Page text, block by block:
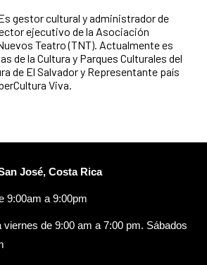
gestor cultural y administrador de
ejecutivo de la Asociación
Teatro (TNT). Actualmente es
de la Cultura y Parques Culturales del
de El Salvador y Representante país
Viva.
José, Costa Rica
9:00am a 9:00pm
viernes de 9:00 am a 7:00 pm. Sábados